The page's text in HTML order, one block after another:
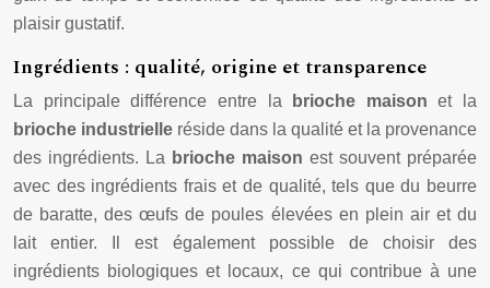
plaisir gustatif.
Ingrédients : qualité, origine et transparence
La principale différence entre la brioche maisonet la
brioche industrielle réside dans la qualité et la provenance
des ingrédients. La brioche maison est souvent préparée
avec des ingrédients frais et de qualité, tels que du beurre
de baratte, des œufs de poules élevées en plein air et du
lait entier. Il est également possible de choisir des
ingrédients biologiques et locaux, ce qui contribue à une